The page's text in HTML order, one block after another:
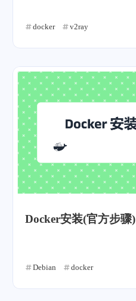
docker v2ray
Docker安装(官方步骤)
Debian docker